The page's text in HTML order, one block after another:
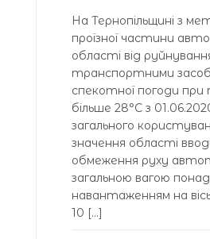
На Тернопільщині з
проїзної частини
області від
транспортними
спекотної погоди
більше 28°C з
загального
значення області
обмеження руху
загальною вагою
навантаженням на
10 […]